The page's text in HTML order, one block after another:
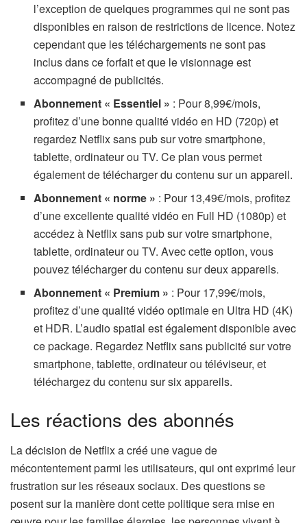
l’exception de quelques programmes qui ne sont pas
disponibles en raison de restrictions de licence. Notez
cependant que les téléchargements ne sont pas
inclus dans ce forfait et que le visionnage est
accompagné de publicités.
Abonnement « Essentiel » : Pour 8,99€/mois,
profitez d’une bonne qualité vidéo en HD (720p) et
regardez Netflix sans pub sur votre smartphone,
tablette, ordinateur ou TV. Ce plan vous permet
également de télécharger du contenu sur un appareil.
Abonnement « norme » : Pour 13,49€/mois, profitez
d’une excellente qualité vidéo en Full HD (1080p) et
accédez à Netflix sans pub sur votre smartphone,
tablette, ordinateur ou TV. Avec cette option, vous
pouvez télécharger du contenu sur deux appareils.
Abonnement « Premium » : Pour 17,99€/mois,
profitez d’une qualité vidéo optimale en Ultra HD (4K)
et HDR. L’audio spatial est également disponible avec
ce package. Regardez Netflix sans publicité sur votre
smartphone, tablette, ordinateur ou téléviseur, et
téléchargez du contenu sur six appareils.
Les réactions des abonnés
La décision de Netflix a créé une vague de
mécontentement parmi les utilisateurs, qui ont exprimé leur
frustration sur les réseaux sociaux. Des questions se
posent sur la manière dont cette politique sera mise en